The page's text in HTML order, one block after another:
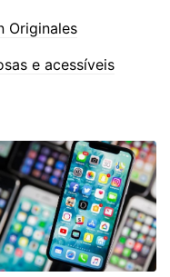
Originales
e acessíveis